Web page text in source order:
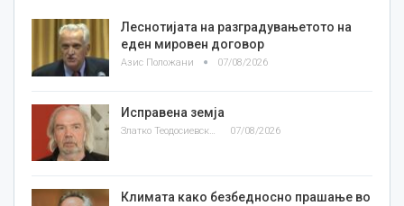
Леснотијата на разградувањетото на
еден мировен договор
Азис Положани 07/08/2026
Исправена земја
07/08/2026
Климата како безбедносно прашање во